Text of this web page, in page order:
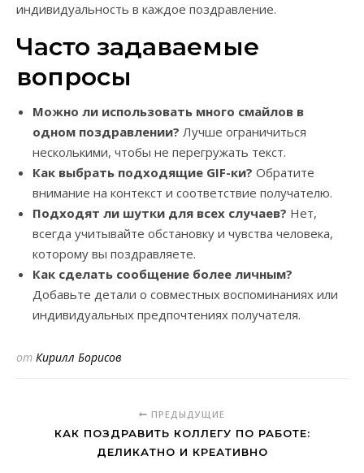
индивидуальность в каждое поздравление.
Часто задаваемые
вопросы
Можно ли использовать много смайлов в
одном поздравлении? Лучше ограничиться
несколькими, чтобы не перегружать текст.
Как выбрать подходящие GIF-ки? Обратите
внимание на контекст и соответствие получателю.
Подходят ли шутки для всех случаев? Нет,
всегда учитывайте обстановку и чувства человека,
которому вы поздравляете.
Как сделать сообщение более личным?
Добавьте детали о совместных воспоминаниях или
индивидуальных предпочтениях получателя.
от Кирилл Борисов
ПРЕДЫДУЩИЕ
КАК ПОЗДРАВИТЬ КОЛЛЕГУ ПО РАБОТЕ:
ДЕЛИКАТНО И КРЕАТИВНО